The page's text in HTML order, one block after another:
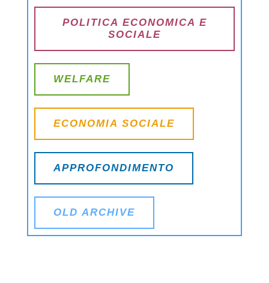
POLITICA ECONOMICA E
SOCIALE
WELFARE
ECONOMIA SOCIALE
APPROFONDIMENTO
OLD ARCHIVE